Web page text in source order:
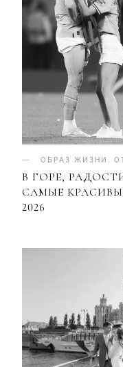
ОБРАЗ ЖИЗНИ .
В ГОРЕ,
САМЫЕ
2026